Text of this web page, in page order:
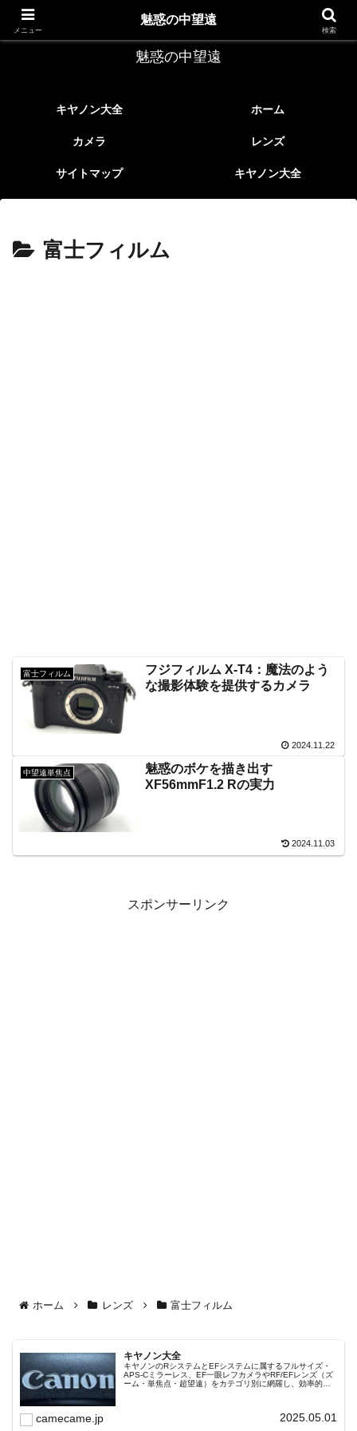
レトロなEFレンズ
魅惑の中望遠
キヤノン大全 ホーム
カメラ レンズ
サイトマップ キヤノン大全
富士フィルム
富士フィルム
フジフィルム X-T4：魔法のよう
な撮影体験を提供するカメラ
2024.11.22
中望遠単焦点
魅惑のボケを描き出す
XF56mmF1.2 Rの実力
2024.11.03
スポンサーリンク
ホーム レンズ 富士フィルム
キヤノン大全
キヤノンのRシステムとEFシステムに属するフルサイズ・
APS-Cミラーレス、EF一眼レフカメラやRF/EFレンズ（ズ
ーム・単焦点・超望遠）をカテゴリ別に網羅し、効率的に
camecame.jp 2025.05.01
メニュー
魅惑の中望遠
検索